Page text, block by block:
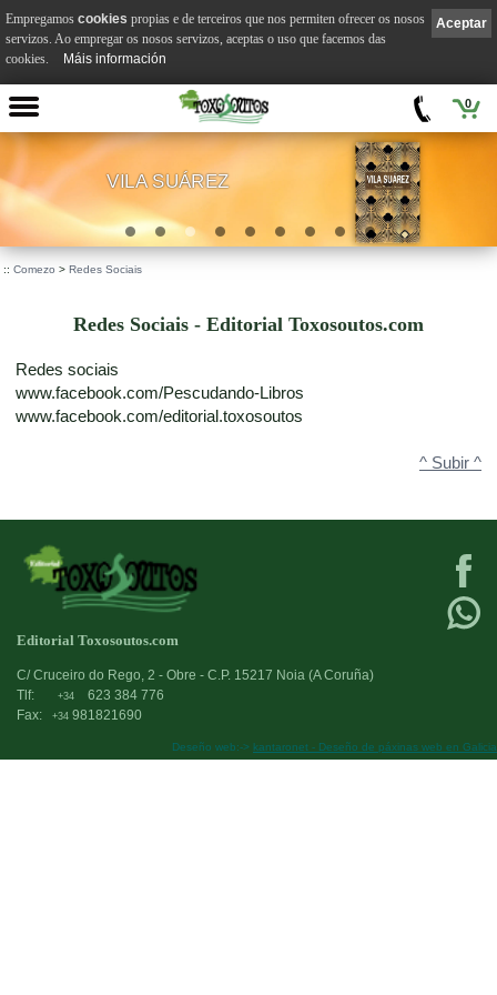
0
VILA SUÁREZ
:: Comezo > Redes Sociais
Redes Sociais - Editorial Toxosoutos.com
Redes sociais
www.facebook.com/Pescudando-Libros
www.facebook.com/editorial.toxosoutos
^ Subir ^
Editorial Toxosoutos.com
C/ Cruceiro do Rego, 2 - Obre - C.P. 15217 Noia (A Coruña)
Tlf:
+34
623 384 776
Fax:
+34 981821690
Deseño web:-> kantaronet - Deseño de páxinas web en Galicia
Aceptar
Empregamos cookies propias e de terceiros que nos permiten ofrecer os nosos
servizos. Ao empregar os nosos servizos, aceptas o uso que facemos das
cookies.
Máis información